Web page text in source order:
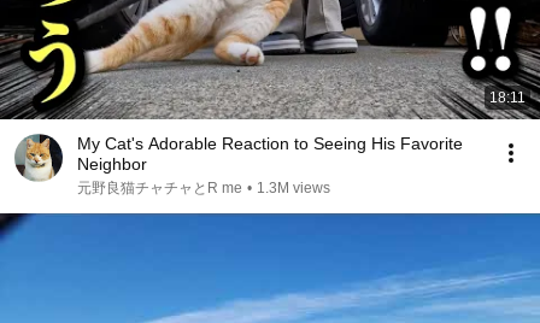
18:11
My Cat's Adorable Reaction to Seeing His Favorite
Neighbor
元野良猫チャチャとR me • 1.3M views